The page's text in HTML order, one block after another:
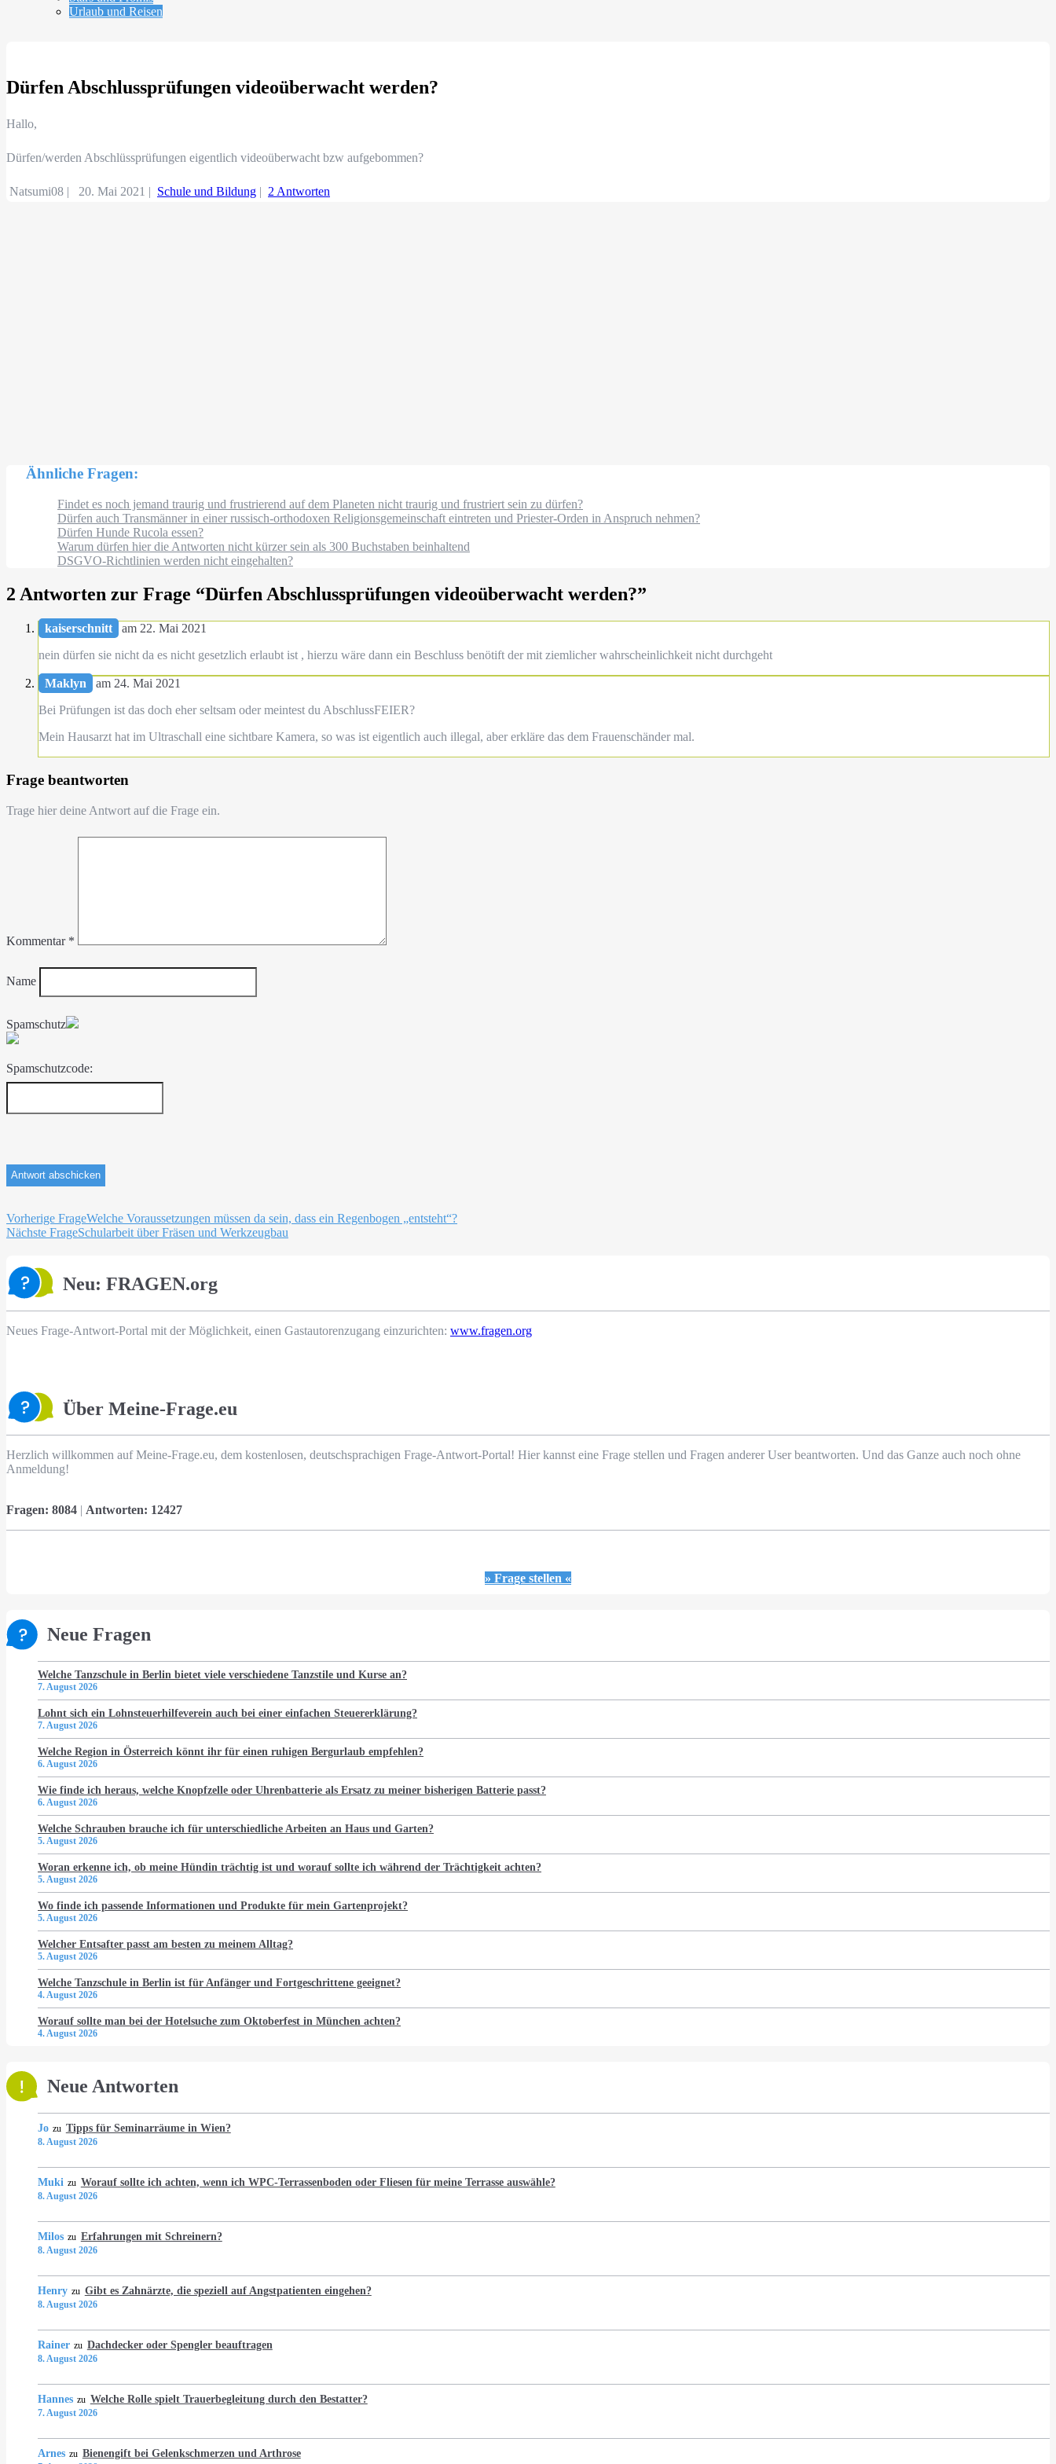
Urlaub und Reisen
Dürfen Abschlussprüfungen videoüberwacht werden?
Hallo,
Dürfen/werden Abschlüssprüfungen eigentlich videoüberwacht bzw aufgebommen?
Natsumi08 | 20. Mai 2021 | Schule und Bildung | 2 Antworten
Ähnliche Fragen:
Findet es noch jemand traurig und frustrierend auf dem Planeten nicht traurig und frustriert sein zu dürfen?
Dürfen auch Transmänner in einer russisch-orthodoxen Religionsgemeinschaft eintreten und Priester-Orden in Anspruch nehmen?
Dürfen Hunde Rucola essen?
Warum dürfen hier die Antworten nicht kürzer sein als 300 Buchstaben beinhaltend
DSGVO-Richtlinien werden nicht eingehalten?
2 Antworten zur Frage “Dürfen Abschlussprüfungen videoüberwacht werden?”
kaiserschnitt
am 22. Mai 2021
nein dürfen sie nicht da es nicht gesetzlich erlaubt ist , hierzu wäre dann ein Beschluss benötift der mit ziemlicher wahrscheinlichkeit nicht durchgeht
Maklyn
am 24. Mai 2021
Bei Prüfungen ist das doch eher seltsam oder meintest du AbschlussFEIER?
Mein Hausarzt hat im Ultraschall eine sichtbare Kamera, so was ist eigentlich auch illegal, aber erkläre das dem Frauenschänder mal.
Frage beantworten
Trage hier deine Antwort auf die Frage ein.
Kommentar *
Name
Spamschutz
Spamschutzcode:
Beitragsnavigation
Vorherige FrageWelche Voraussetzungen müssen da sein, dass ein Regenbogen „entsteht“?
Nächste FrageSchularbeit über Fräsen und Werkzeugbau
Neu: FRAGEN.org
Neues Frage-Antwort-Portal mit der Möglichkeit, einen Gastautorenzugang einzurichten: www.fragen.org
Über Meine-Frage.eu
Herzlich willkommen auf Meine-Frage.eu, dem kostenlosen, deutschsprachigen Frage-Antwort-Portal! Hier kannst eine Frage stellen und Fragen anderer User beantworten. Und das Ganze auch noch ohne
Anmeldung!
Fragen: 8084 | Antworten: 12427
» Frage stellen «
Neue Fragen
Welche Tanzschule in Berlin bietet viele verschiedene Tanzstile und Kurse an?
7. August 2026
Lohnt sich ein Lohnsteuerhilfeverein auch bei einer einfachen Steuererklärung?
7. August 2026
Welche Region in Österreich könnt ihr für einen ruhigen Bergurlaub empfehlen?
6. August 2026
Wie finde ich heraus, welche Knopfzelle oder Uhrenbatterie als Ersatz zu meiner bisherigen Batterie passt?
6. August 2026
Welche Schrauben brauche ich für unterschiedliche Arbeiten an Haus und Garten?
5. August 2026
Woran erkenne ich, ob meine Hündin trächtig ist und worauf sollte ich während der Trächtigkeit achten?
5. August 2026
Wo finde ich passende Informationen und Produkte für mein Gartenprojekt?
5. August 2026
Welcher Entsafter passt am besten zu meinem Alltag?
5. August 2026
Welche Tanzschule in Berlin ist für Anfänger und Fortgeschrittene geeignet?
4. August 2026
Worauf sollte man bei der Hotelsuche zum Oktoberfest in München achten?
4. August 2026
Neue Antworten
Jo zu Tipps für Seminarräume in Wien?
8. August 2026
Muki zu Worauf sollte ich achten, wenn ich WPC-Terrassenboden oder Fliesen für meine Terrasse auswähle?
8. August 2026
Milos zu Erfahrungen mit Schreinern?
8. August 2026
Henry zu Gibt es Zahnärzte, die speziell auf Angstpatienten eingehen?
8. August 2026
Rainer zu Dachdecker oder Spengler beauftragen
8. August 2026
Hannes zu Welche Rolle spielt Trauerbegleitung durch den Bestatter?
7. August 2026
Arnes zu Bienengift bei Gelenkschmerzen und Arthrose